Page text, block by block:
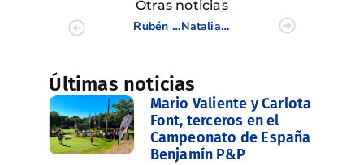
Otras noticias
Rubén Lafuente y Sara Sarrión, ganadores de la Copa de la C.V. Diputación de Valencia
Natalia Escuriola lidera el Santander Golf Tour de Neguri
Últimas noticias
Mario Valiente y Carlota
Font, terceros en el
Campeonato de España
Benjamín P&P